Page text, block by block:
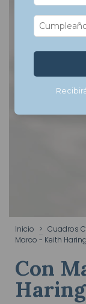
Inicio > Cuadros
Marco - Keith
Con